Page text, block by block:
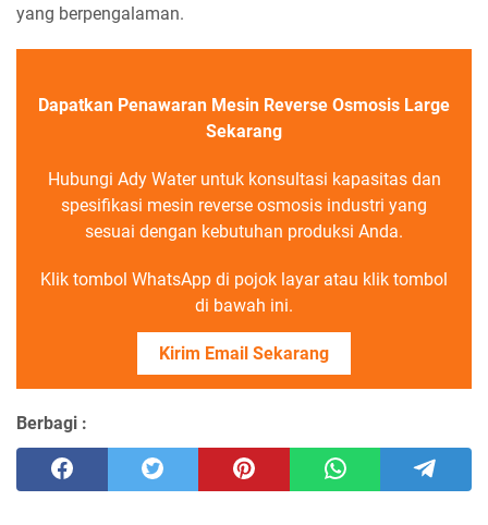
yang berpengalaman.
Dapatkan Penawaran Mesin Reverse Osmosis Large
Sekarang
Hubungi Ady Water untuk konsultasi kapasitas dan
spesifikasi mesin reverse osmosis industri yang
sesuai dengan kebutuhan produksi Anda.
Klik tombol WhatsApp di pojok layar atau klik tombol
di bawah ini.
Kirim Email Sekarang
Berbagi :